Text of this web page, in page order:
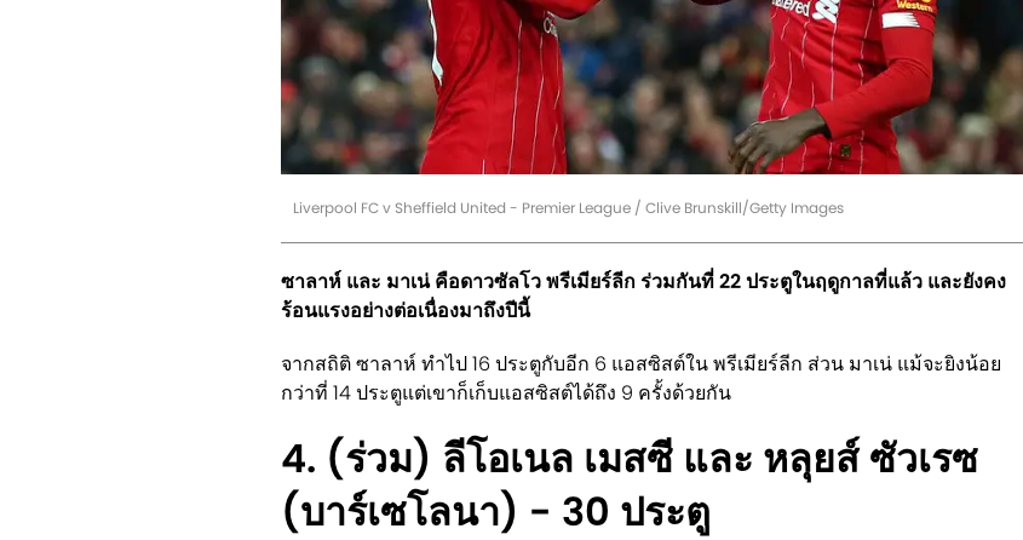
Liverpool FC v Sheffield United - Premier League / Clive Brunskill/Getty Images
ซาลาห์ และ มาเน่ คือดาวซัลโว พรีเมียร์ลีก ร่วมกันที่ 22 ประตูในฤดูกาลที่แล้ว และยังคง
ร้อนแรงอย่างต่อเนื่องมาถึงปีนี้
จากสถิติ ซาลาห์ ทำไป 16 ประตูกับอีก 6 แอสซิสต์ใน พรีเมียร์ลีก ส่วน มาเน่ แม้จะยิงน้อย
กว่าที่ 14 ประตูแต่เขาก็เก็บแอสซิสต์ได้ถึง 9 ครั้งด้วยกัน
4. (ร่วม) ลีโอเนล เมสซี และ หลุยส์ ซัวเรซ
(บาร์เซโลนา) - 30 ประตู